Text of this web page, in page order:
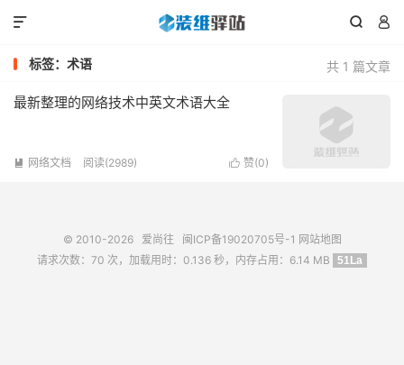
 

共 1 篇文章
标签：术语
最新整理的网络技术中英文术语大全
 赞(0)
 网络文档 阅读(2989)
© 2010-2026 爱尚往 闽ICP备19020705号-1 网站地图
请求次数：70 次，加载用时：0.136 秒，内存占用：6.14 MB
51La